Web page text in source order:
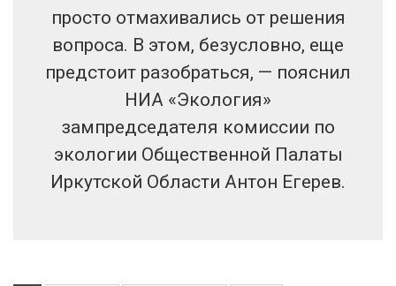
просто отмахивались от решения
вопроса. В этом, безусловно, еще
предстоит разобраться, — пояснил
НИА «Экология»
зампредседателя комиссии по
экологии Общественной Палаты
Иркутской Области Антон Егерев.